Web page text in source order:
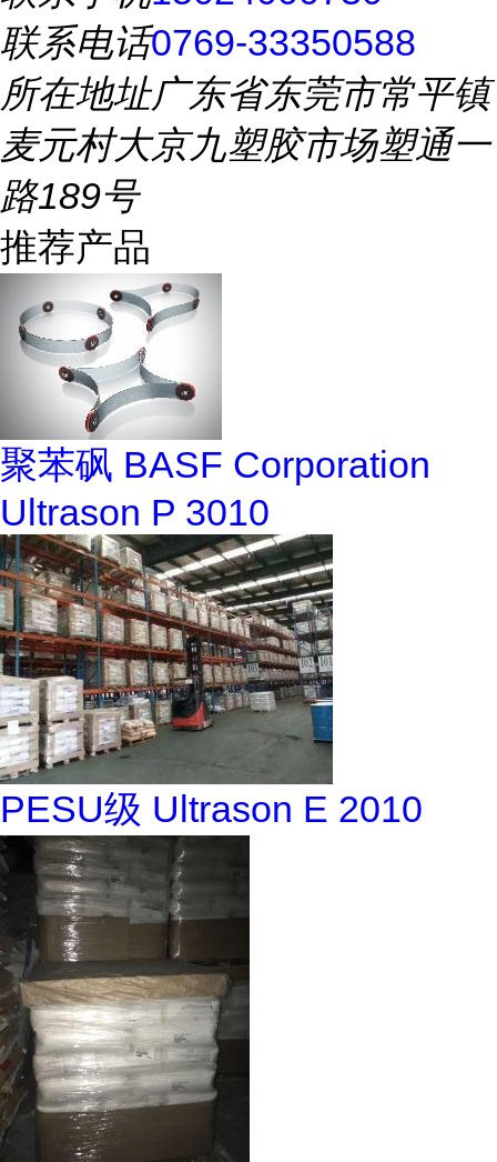
联系电话0769-33350588
所在地址广东省东莞市常平镇
麦元村大京九塑胶市场塑通一
路189号
推荐产品
聚苯砜 BASF Corporation
Ultrason P 3010
PESU级 Ultrason E 2010